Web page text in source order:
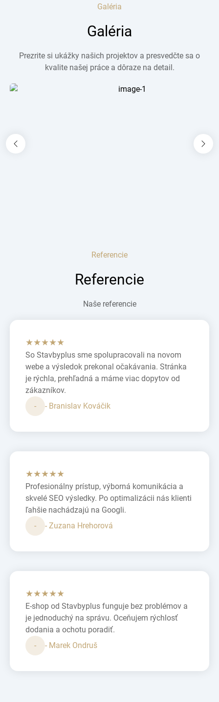
Galéria
Galéria
Prezrite si ukážky našich projektov a presvedčte sa o
kvalite našej práce a dôraze na detail.
Referencie
Referencie
Naše referencie
★★★★★
So Stavbyplus sme spolupracovali na novom
webe a výsledok prekonal očakávania. Stránka
je rýchla, prehľadná a máme viac dopytov od
zákazníkov.
-
- Branislav Kováčik
★★★★★
Profesionálny prístup, výborná komunikácia a
skvelé SEO výsledky. Po optimalizácii nás klienti
ľahšie nachádzajú na Googli.
-
- Zuzana Hrehorová
★★★★★
E-shop od Stavbyplus funguje bez problémov a
je jednoduchý na správu. Oceňujem rýchlosť
dodania a ochotu poradiť.
-
- Marek Ondruš